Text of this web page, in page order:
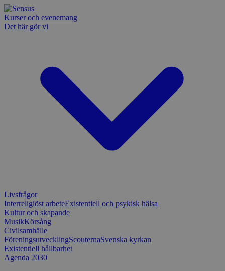
Kurser och evenemang
Det här gör vi
Livsfrågor
Interreligiöst arbeteExistentiell och psykisk hälsa
Kultur och skapande
MusikKörsång
Civilsamhälle
FöreningsutvecklingScouternaSvenska kyrkan
Existentiell hållbarhet
Agenda 2030